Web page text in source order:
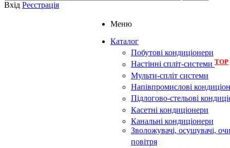
Вхід Реєстрація
Меню
Каталог
Побутові кондиціонери
Настінні спліт-системи TOP
Мульти-спліт системи
Напівпромислові
Підлогово-стельові
Касетні кондиціонери
Канальні кондиціонери
Зволожувачі, осушувачі,
повітря